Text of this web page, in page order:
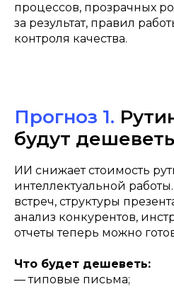
процессов, прозрачных
за результат, правил
контроля качества.
Прогноз 1.
будут дешеветь
ИИ снижает стоимость
интеллектуальной
встреч, структуры
анализ конкурентов,
отчеты теперь можно
Что будет дешеветь:
— типовые письма;